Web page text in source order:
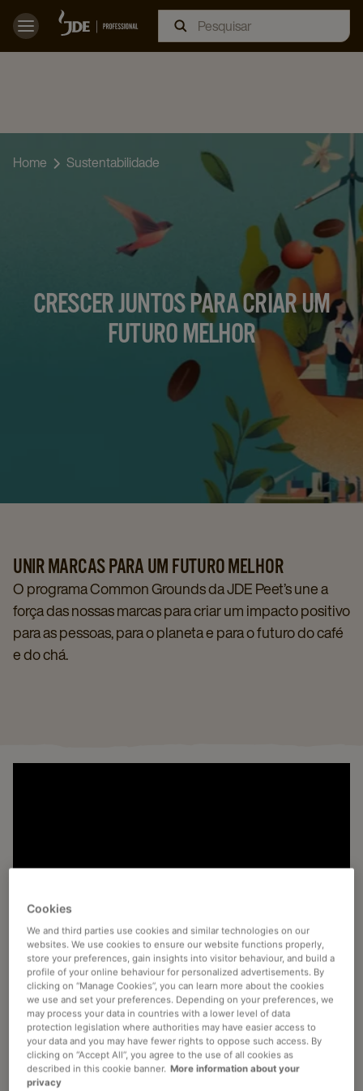
Skip
to
Main
Home Sustentabilidade
CRESCER JUNTOS PARA CRIAR UM
FUTURO MELHOR
UNIR MARCAS PARA UM FUTURO MELHOR
O programa Common Grounds da JDE Peet’s une a
força das nossas marcas para criar um impacto positivo
para as pessoas, para o planeta e para o futuro do café
e do chá.
ABASTECIMENTO RESPONSÁVEL
Para nós,Abastecimento Responsávelsignifica que o café
verde que adquirimos é produzido de acordo com princípios
reconhecidos pelo setor. Sempre que necessário,
identificamos e melhoramos potenciais questões sociais e
ambientais. Através dos nossos programas Common
Cookies
We and third parties use cookies and similar technologies on our
websites. We use cookies to ensure our website functions properly,
store your preferences, gain insights into visitor behaviour, and build a
profile of your online behaviour for personalized advertisements. By
clicking on “Manage Cookies”, you can learn more about the cookies
we use and set your preferences. Depending on your preferences, we
may process your data in countries with a lower level of data
protection legislation where authorities may have easier access to
your data and you may have fewer rights to oppose such access. By
clicking on “Accept All”, you agree to the use of all cookies as
described in this cookie banner. More information about your
privacy